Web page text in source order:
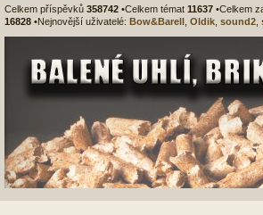
Celkem příspěvků 358742 •Celkem témat 11637 •Celkem
16828 •Nejnovější uživatelé: Bow&Barell Oldik sound2